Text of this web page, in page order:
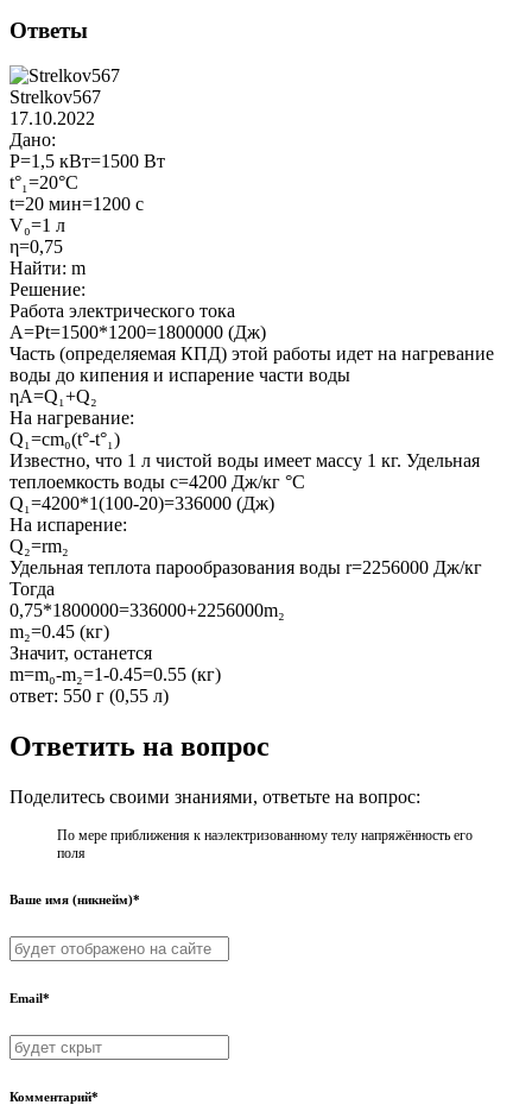
Ответы
Strelkov567
17.10.2022
Дано:
Р=1,5 кВт=1500 Вт
t°₁=20°C
t=20 мин=1200 с
V₀=1 л
η=0,75
Найти: m
Решение:
Работа электрического тока
A=Pt=1500*1200=1800000 (Дж)
Часть (определяемая КПД) этой работы идет на нагревание
воды до кипения и испарение части воды
ηA=Q₁+Q₂
На нагревание:
Q₁=cm₀(t°-t°₁)
Известно, что 1 л чистой воды имеет массу 1 кг. Удельная
теплоемкость воды с=4200 Дж/кг °С
Q₁=4200*1(100-20)=336000 (Дж)
На испарение:
Q₂=rm₂
Удельная теплота парообразования воды r=2256000 Дж/кг
Тогда
0,75*1800000=336000+2256000m₂
m₂=0.45 (кг)
Значит, останется
m=m₀-m₂=1-0.45=0.55 (кг)
ответ: 550 г (0,55 л)
Ответить на вопрос
Поделитесь своими знаниями, ответьте на вопрос:
По мере приближения к наэлектризованному телу напряжённость его
поля​
Ваше имя (никнейм)*
Email*
Комментарий*